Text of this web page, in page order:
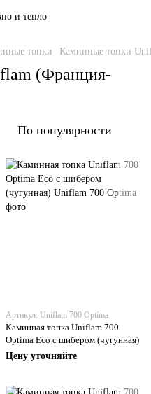
топки Каминные топки
(Франция-
По популярности
Артикул: Uniflam 700 Optima
Каминная топка Uniflam 700
Optima Eco с шибером (чугунная)
Цену уточняйте